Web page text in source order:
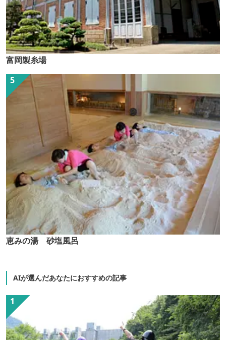
富岡製糸場
恵みの湯 砂塩風呂
AIが選んだあなたにおすすめの記事